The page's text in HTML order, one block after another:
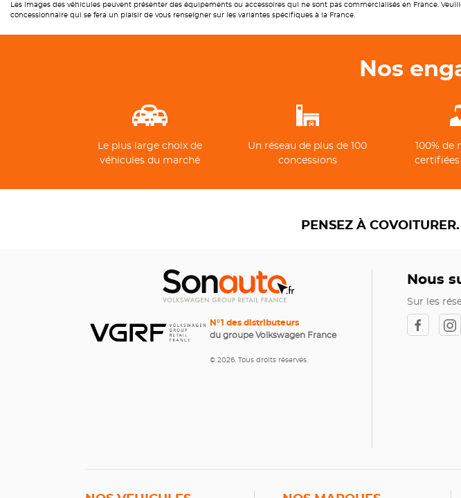
Les images des véhicules peuvent présenter des équipements ou accessoires qui ne sont pas commercialisés en France.
concessionnaire qui se fera un plaisir de vous renseigner sur les variantes spécifiques à la France.
Nos
Le plus large choix de
véhicules du marché
Un réseau de plus de 100
concessions
100% de
PENSEZ À
N°1 des distributeurs
du groupe Volkswagen France
© 2026. Tous droits réservés.
Nous
Sur les